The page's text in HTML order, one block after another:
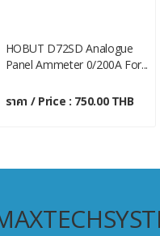
HOBUT D72SD Analogue
Panel Ammeter 0/200A For...
ราคา / Price : 750.00 THB